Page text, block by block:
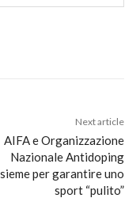
Next article
AIFA e Organizzazione
Nazionale Antidoping
per garantire uno
sport “pulito”